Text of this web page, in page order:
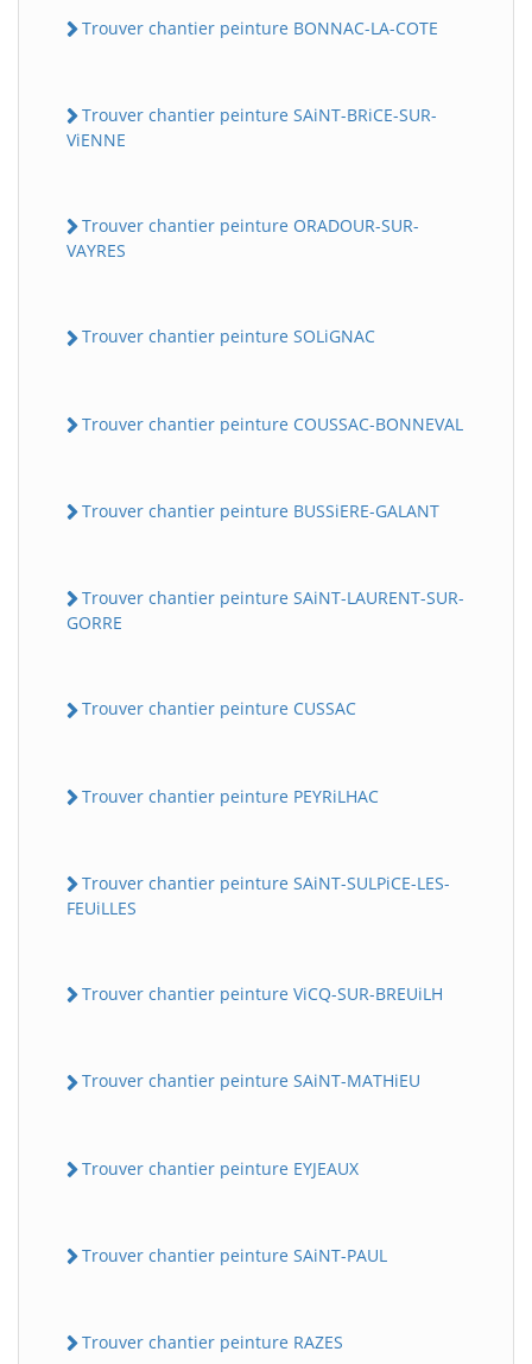
Trouver chantier peinture BONNAC-LA-COTE
Trouver chantier peinture SAiNT-BRiCE-SUR-
ViENNE
Trouver chantier peinture ORADOUR-SUR-
VAYRES
Trouver chantier peinture SOLiGNAC
Trouver chantier peinture COUSSAC-BONNEVAL
Trouver chantier peinture BUSSiERE-GALANT
Trouver chantier peinture SAiNT-LAURENT-SUR-
GORRE
Trouver chantier peinture CUSSAC
Trouver chantier peinture PEYRiLHAC
Trouver chantier peinture SAiNT-SULPiCE-LES-
FEUiLLES
Trouver chantier peinture ViCQ-SUR-BREUiLH
Trouver chantier peinture SAiNT-MATHiEU
Trouver chantier peinture EYJEAUX
Trouver chantier peinture SAiNT-PAUL
Trouver chantier peinture RAZES